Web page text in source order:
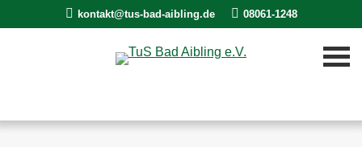
kontakt@tus-bad-aibling.de 08061-1248